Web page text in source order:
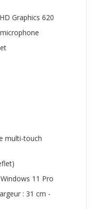
Graphics 620
multi-touch
11 Pro
: 31 cm -